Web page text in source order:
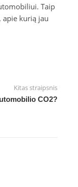
Taip
apie kurią jau
Kitas straipsnis
CO2?